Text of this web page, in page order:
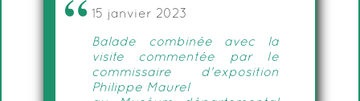
15 janvier 2023
Balade combinée avec la
visite commentée par le
commissaire d'exposition
Philippe Maurel